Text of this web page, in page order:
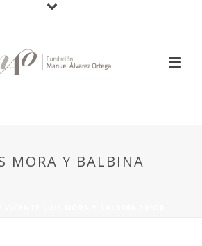
MORA Y BALBINA